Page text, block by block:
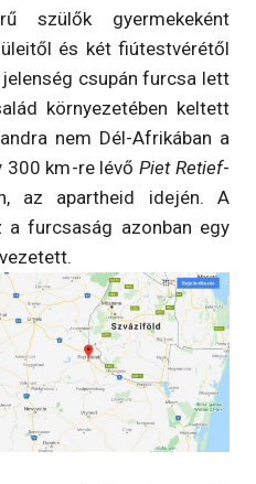
szülők gyermekeként
és két fiútestvérétől
csupán furcsa lett
környezetében keltett
nem Dél-Afrikában a
300 km-re lévőPiet Retief-
az apartheid idején. A
a furcsaság azonban egy